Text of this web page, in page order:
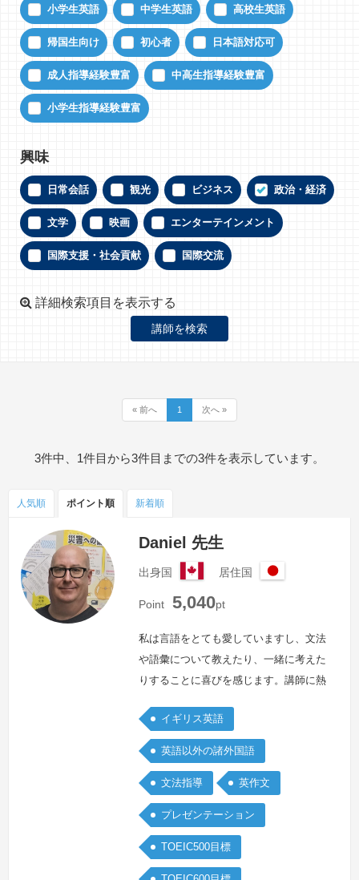
小学生英語 中学生英語 高校生英語
帰国生向け 初心者 日本語対応可
成人指導経験豊富 中高生指導経験豊富
小学生指導経験豊富
興味
日常会話 観光 ビジネス 政治・経済
文学 映画 エンターテインメント
国際支援・社会貢献 国際交流
詳細検索項目を表示する
« 前へ 1 次へ »
3件中、1件目から3件目までの3件を表示しています。
人気順 ポイント 順 新着順
Daniel 先生
出身国
カ
ナ
居住国
日
Point 5,040pt
私は言語をとても愛していますし、文法
や語彙について教えたり、一緒に考えた
りすることに喜びを感じます。講師に熱
と信じています。あと私は笑うことが好
きで、レッスンでもユーモアを大切にし
ています。レッスンが真面目すぎると生
徒さんも意識しすぎて話しにくいと思う
ので、楽しくやれるようにしています。
続きを見る »
イギリス英語
英語以外の諸外国語
文法指導 英作文
プレゼンテーション
TOEIC500目標